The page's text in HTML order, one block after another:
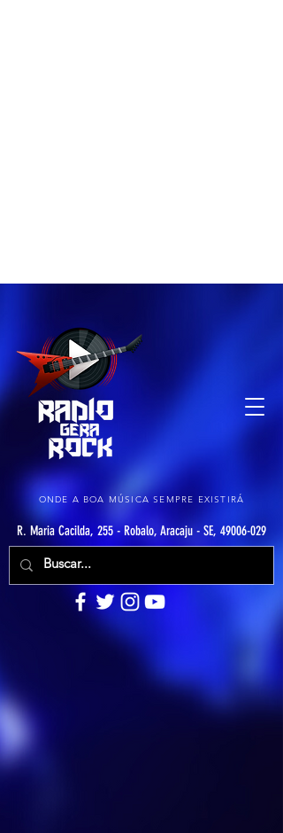
ONDE A BOA MÚSICA SEMPRE EXISTIRÁ
R. Maria Cacilda, 255 - Robalo, Aracaju - SE, 49006-029